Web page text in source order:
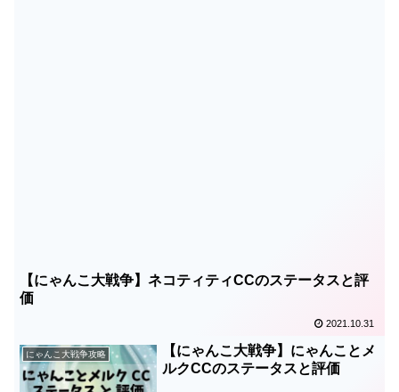
【にゃんこ大戦争】ネコティティCCのステータスと評
価
2021.10.31
にゃんこ大戦争攻略
【にゃんこ大戦争】にゃんことメ
ルクCCのステータスと評価